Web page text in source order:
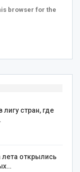
browser for the
лигу стран, где
лета открылись